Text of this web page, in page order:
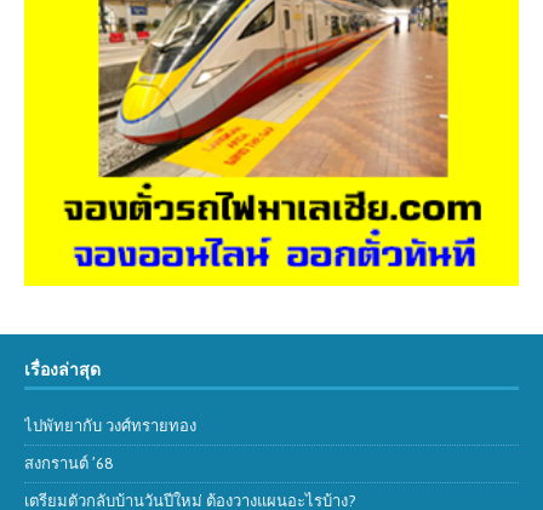
เรื่องล่าสุด
ไปพัทยากับ วงศ์ทรายทอง
สงกรานต์ ’68
เตรียมตัวกลับบ้านวันปีใหม่ ต้องวางแผนอะไรบ้าง?